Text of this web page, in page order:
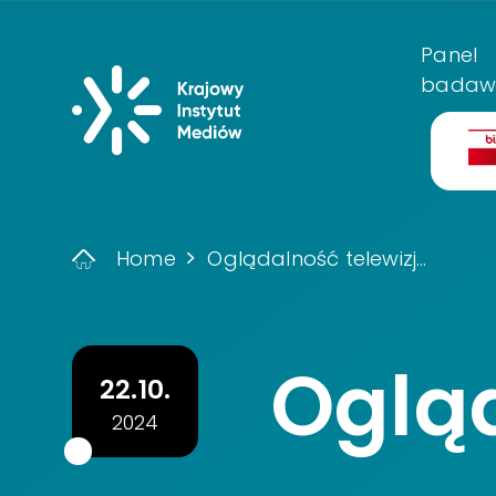
Krajowy
Panel
Home Oglądalność telewizj...
22.10.
2024